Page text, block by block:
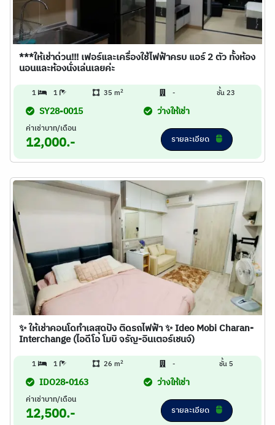
***ให้เช่าด่วน!!! เฟอร์และเครื่องใช้ไฟฟ้าครบ แอร์ 2 ตัว ทั้งห้อง
นอนและห้องนั่งเล่นเลยค่ะ
1 1 35 m2 - ชั้น 23
SY28-0015 ว่างให้เช่า
ค่าเช่าบาท/เดือน
12,000.- รายละเอียด
✨ ให้เช่าคอนโดทำเลสุดปัง ติดรถไฟฟ้า ✨ Ideo Mobi Charan-
Interchange (ไอดีโอ โมบิ จรัญ-อินเตอร์เชนจ์)
1 1 26 m2 - ชั้น 5
IDO28-0163 ว่างให้เช่า
ค่าเช่าบาท/เดือน
12,500.- รายละเอียด